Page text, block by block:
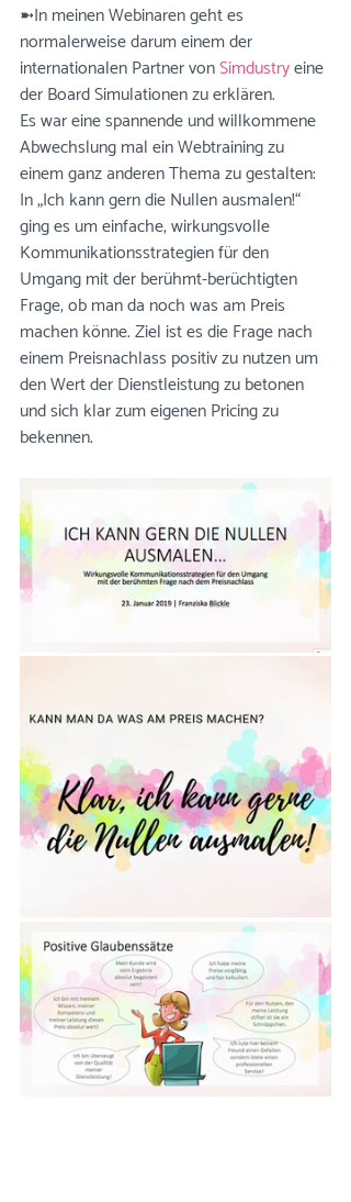
➼In meinen Webinaren geht es
normalerweise darum einem der
internationalen Partner von Simdustry eine
der Board Simulationen zu erklären.
Es war eine spannende und willkommene
Abwechslung mal ein Webtraining zu
einem ganz anderen Thema zu gestalten:
In „Ich kann gern die Nullen ausmalen!“
ging es um einfache, wirkungsvolle
Kommunikationsstrategien für den
Umgang mit der berühmt-berüchtigten
Frage, ob man da noch was am Preis
machen könne. Ziel ist es die Frage nach
einem Preisnachlass positiv zu nutzen um
den Wert der Dienstleistung zu betonen
und sich klar zum eigenen Pricing zu
bekennen.